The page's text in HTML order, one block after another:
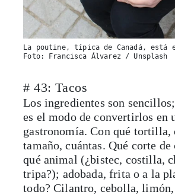
La poutine, típica de Canadá, está
Foto: Francisca Álvarez / Unsplash
# 43: Tacos
Los ingredientes son
es el modo de convertirlos en
gastronomía. Con qué tortilla,
tamaño, cuántas. Qué corte de
qué animal (¿bistec, costilla,
tripa?); adobada, frita o a la
todo? Cilantro, cebolla, limón,